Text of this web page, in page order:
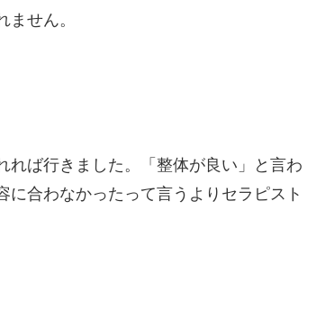
せん。
れば行きました。「整体が良い」と言わ
合わなかったって言うよりセラピスト